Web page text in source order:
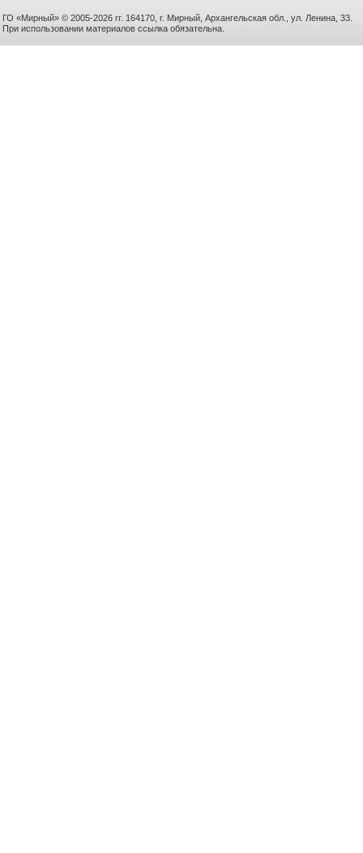
ГО «Мирный» © 2005-2026 гг. 164170, г. Мирный, Архангельская обл., ул. Ленина, 33.
При использовании материалов ссылка обязательна.